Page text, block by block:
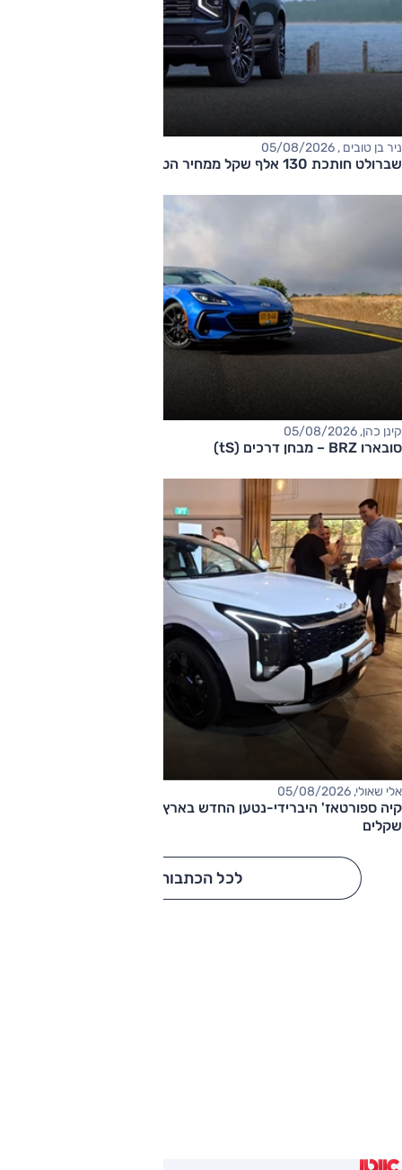
ניר בן טובים , 05/08/2026
שברולט חותכת 130 אלף שקל ממחיר הטאהו
קינן כהן, 05/08/2026
סובארו BRZ – מבחן דרכים (tS)
אלי שאולי, 05/08/2026
שקלים
לכל הכתבות